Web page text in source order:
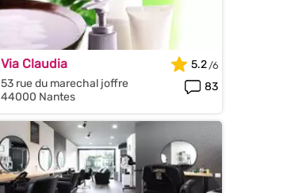
Via Claudia
53 rue du marechal joffre
44000 Nantes
5.2
83